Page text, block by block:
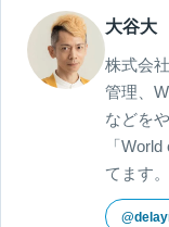
大谷大
株式会
管理、
などを
「
てます。